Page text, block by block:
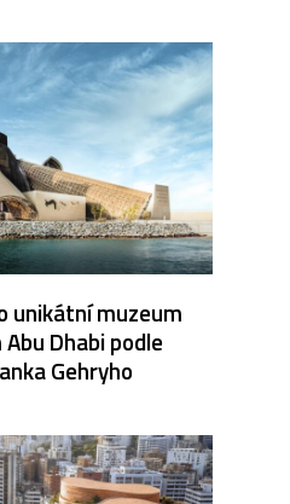
unikátní muzeum
Dhabi podle
Gehryho